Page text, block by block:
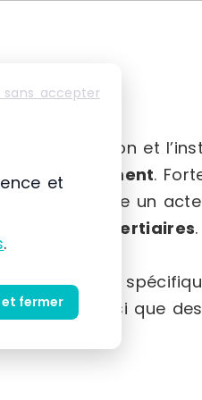
et
aurangement.
comme un
et tertiaires.
des besoins
produits ainsi que
sans accepter
et
.
fermer